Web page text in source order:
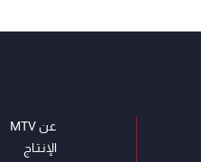
عن MTV
الإنـتـاج